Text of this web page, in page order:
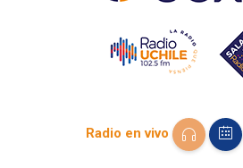
Radio en vivo